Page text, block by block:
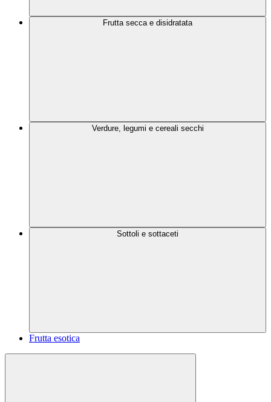
Frutta secca e disidratata
Verdure, legumi e cereali secchi
Sottoli e sottaceti
Frutta esotica